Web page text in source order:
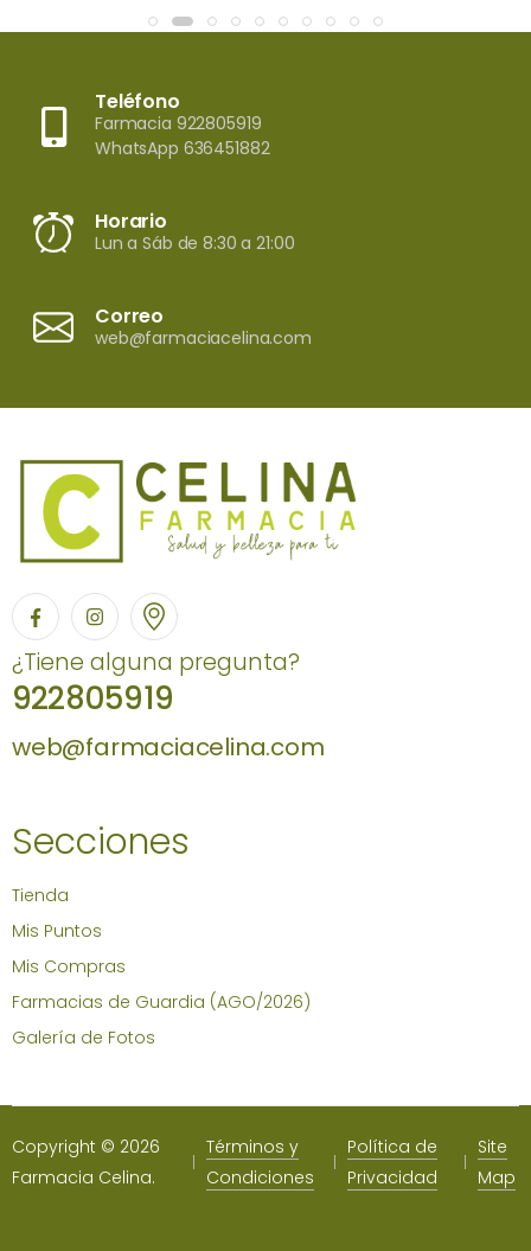
Teléfono
Farmacia 922805919
WhatsApp 636451882
Horario
Lun a Sáb de 8:30 a 21:00
Correo
web@farmaciacelina.com
¿Tiene alguna pregunta?
922805919
web@farmaciacelina.com
Secciones
Tienda
Mis Puntos
Mis Compras
Farmacias de Guardia (AGO/2026)
Galería de Fotos
Copyright © 2026
Farmacia Celina.
Términos y
Condiciones
Política de
Privacidad
Site
Map